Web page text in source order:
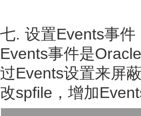
七. 设置Events事件
Events事件是
过Events设置来屏
改spfile，增加